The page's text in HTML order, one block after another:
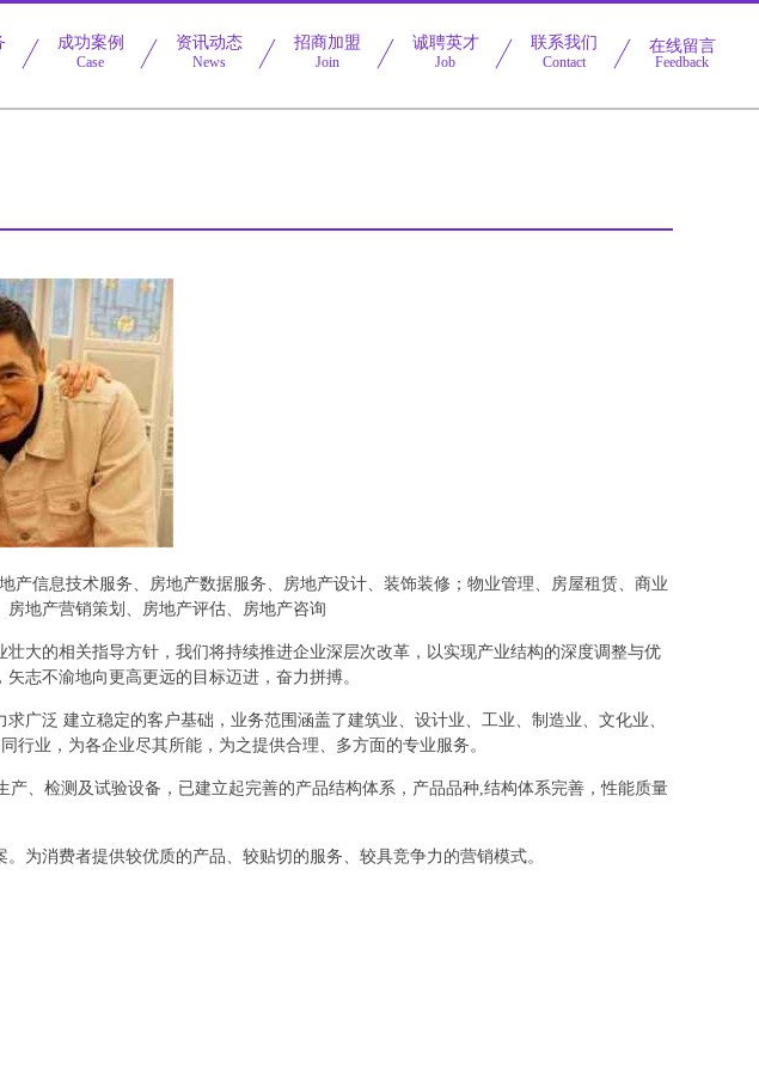
成功案例
Case
资讯动态
News
招商加盟
Join
诚聘英才
Job
联系我们
Contact
在线留言
Feedback
信息技术服务、房地产数据服务、房地产设计、装饰装修；物业管理、房屋租赁、商业
地产营销策划、房地产评估、房地产咨询
大的相关指导方针，我们将持续推进企业深层次改革，以实现产业结构的深度调整与优
志不渝地向更高更远的目标迈进，奋力拼搏。
广泛 建立稳定的客户基础，业务范围涵盖了建筑业、设计业、工业、制造业、文化业、
业，为各企业尽其所能，为之提供合理、多方面的专业服务。
、检测及试验设备，已建立起完善的产品结构体系，产品品种,结构体系完善，性能质量
为消费者提供较优质的产品、较贴切的服务、较具竞争力的营销模式。